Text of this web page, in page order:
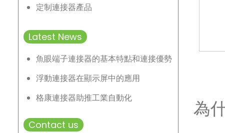
定制連接器產品
Latest News
魚眼端子連接器的基本特點和連接優勢
浮動連接器在顯示屏中的應用
格康連接器助推工業自動化
Contact us
為